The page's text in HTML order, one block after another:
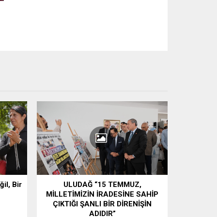
Bir
ULUDAĞ “15 TEMMUZ,
MİLLETİMİZİN İRADESİNE SAHİP
ÇIKTIĞI ŞANLI BİR DİRENİŞİN
ADIDIR”